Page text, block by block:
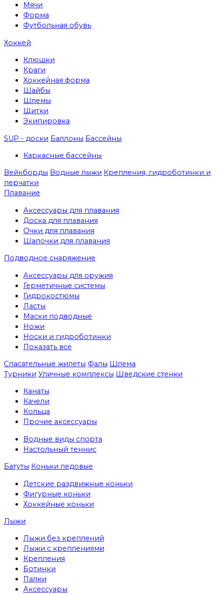
Мячи
Форма
Футбольная обувь
Хоккей
Клюшки
Краги
Хоккейная форма
Шайбы
Шлемы
Щитки
Экипировка
SUP - доски Баллоны Бассейны
Каркасные бассейны
Вейкборды Водные лыжи Крепления, гидроботинки и
перчатки
Плавание
Аксессуары для плавания
Доска для плавания
Очки для плавания
Шапочки для плавания
Подводное снаряжение
Аксессуары для оружия
Герметичные системы
Гидрокостюмы
Ласты
Маски подводные
Ножи
Носки и гидроботинки
Показать все
Спасательные жилеты Фалы Шлема
Турники Уличные комплексы Шведские стенки
Канаты
Качели
Кольца
Прочие аксессуары
Водные виды спорта
Настольный теннис
Батуты Коньки ледовые
Детские раздвижные коньки
Фигурные коньки
Хоккейные коньки
Лыжи
Лыжи без креплений
Лыжи с креплениями
Крепления
Ботинки
Палки
Аксессуары